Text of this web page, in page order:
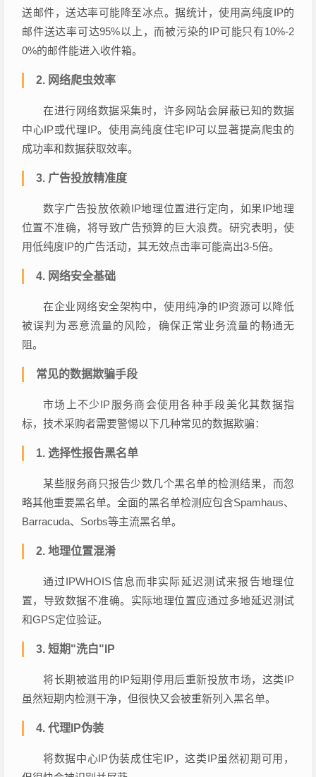
送邮件，送达率可能降至冰点。据统计，使用高纯度IP的
邮件送达率可达95%以上，而被污染的IP可能只有10%-2
0%的邮件能进入收件箱。
2. 网络爬虫效率
在进行网络数据采集时，许多网站会屏蔽已知的数据
中心IP或代理IP。使用高纯度住宅IP可以显著提高爬虫的
成功率和数据获取效率。
3. 广告投放精准度
数字广告投放依赖IP地理位置进行定向，如果IP地理
位置不准确，将导致广告预算的巨大浪费。研究表明，使
用低纯度IP的广告活动，其无效点击率可能高出3-5倍。
4. 网络安全基础
在企业网络安全架构中，使用纯净的IP资源可以降低
被误判为恶意流量的风险，确保正常业务流量的畅通无
阻。
常见的数据欺骗手段
市场上不少IP服务商会使用各种手段美化其数据指
标，技术采购者需要警惕以下几种常见的数据欺骗：
1. 选择性报告黑名单
某些服务商只报告少数几个黑名单的检测结果，而忽
略其他重要黑名单。全面的黑名单检测应包含Spamhaus、
Barracuda、Sorbs等主流黑名单。
2. 地理位置混淆
通过IPWHOIS信息而非实际延迟测试来报告地理位
置，导致数据不准确。实际地理位置应通过多地延迟测试
和GPS定位验证。
3. 短期"洗白"IP
将长期被滥用的IP短期停用后重新投放市场，这类IP
虽然短期内检测干净，但很快又会被重新列入黑名单。
4. 代理IP伪装
将数据中心IP伪装成住宅IP，这类IP虽然初期可用，